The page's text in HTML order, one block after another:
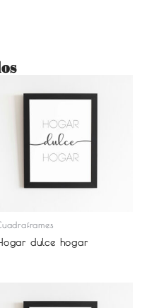
dulce hogar